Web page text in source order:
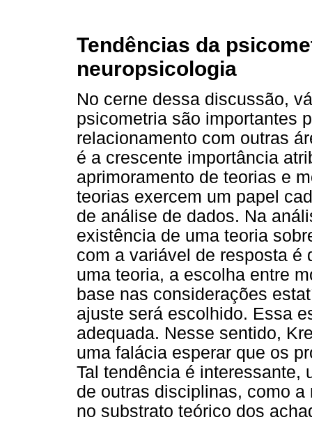
Tendências da
neuropsicologia
No cerne dessa discussão,
psicometria são importantes
relacionamento com outras
é a crescente importância
aprimoramento de teorias e
teorias exercem um papel
de análise de dados. Na
existência de uma teoria
com a variável de resposta é
uma teoria, a escolha entre
base nas considerações
ajuste será escolhido. Essa
adequada. Nesse sentido,
uma falácia esperar que os
Tal tendência é interessante,
de outras disciplinas, como
no substrato teórico dos